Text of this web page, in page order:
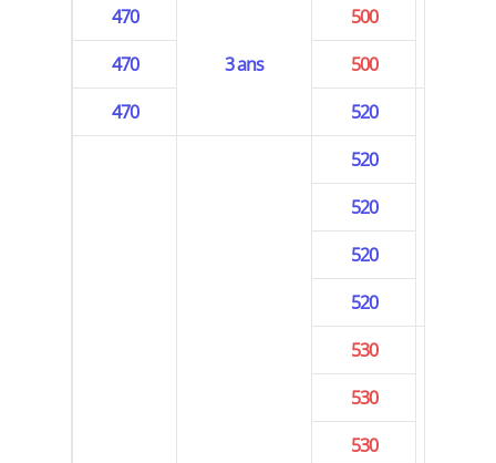
470
3 ans
500
470
500
470
520
520
520
520
520
530
530
530